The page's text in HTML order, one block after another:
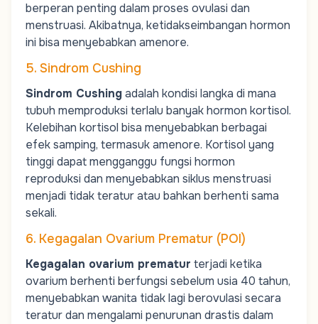
berperan penting dalam proses ovulasi dan
menstruasi. Akibatnya, ketidakseimbangan hormon
ini bisa menyebabkan amenore.
5. Sindrom Cushing
Sindrom Cushingadalah kondisi langka di mana
tubuh memproduksi terlalu banyak hormon kortisol.
Kelebihan kortisol bisa menyebabkan berbagai
efek samping, termasuk amenore. Kortisol yang
tinggi dapat mengganggu fungsi hormon
reproduksi dan menyebabkan siklus menstruasi
menjadi tidak teratur atau bahkan berhenti sama
sekali.
6. Kegagalan Ovarium Prematur (POI)
Kegagalan ovarium prematur terjadi ketika
ovarium berhenti berfungsi sebelum usia 40 tahun,
menyebabkan wanita tidak lagi berovulasi secara
teratur dan mengalami penurunan drastis dalam